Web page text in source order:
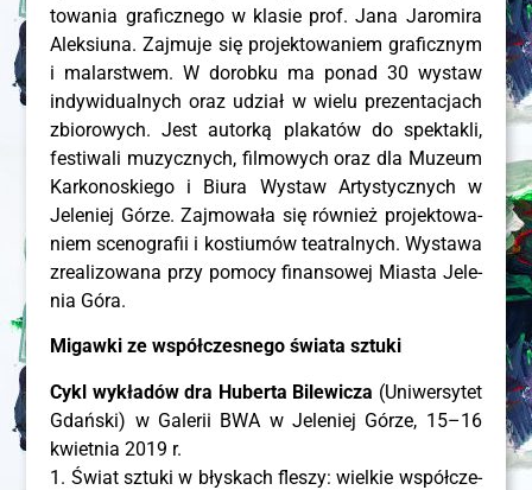
to­wa­nia gra­ficz­ne­go w kla­sie prof. Jana Jaro­mi­ra
Alek­siu­na. Zaj­mu­je się pro­jek­to­wa­niem gra­ficz­nym
i malar­stwem. W dorob­ku ma ponad 30 wystaw
indy­wi­du­al­nych oraz udział w wie­lu pre­zen­ta­cjach
zbio­ro­wych. Jest autor­ką pla­ka­tów do spek­ta­kli,
festi­wa­li muzycz­nych, fil­mo­wych oraz dla Muzeum
Kar­ko­no­skie­go i Biu­ra Wystaw Arty­stycz­nych w
Jele­niej Górze. Zaj­mo­wa­ła się rów­nież pro­jek­to­wa­
niem sce­no­gra­fii i kostiu­mów teatral­nych. Wysta­wa
zre­ali­zo­wa­na przy pomo­cy finan­so­wej Mia­sta Jele­
nia Góra.
Migaw­ki ze współ­cze­sne­go świa­ta sztuki
Cykl wykła­dów dra Huber­ta Bile­wi­cza (Uni­wer­sy­tet
Gdań­ski) w Gale­rii BWA w Jele­niej Górze, 15–16
kwiet­nia 2019 r.
1. Świat sztu­ki w bły­skach fle­szy: wiel­kie współ­cze­